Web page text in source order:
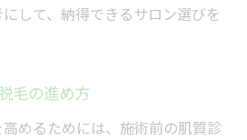
して、納得できるサロン選びを
毛の進め方
めるためには、施術前の肌質診